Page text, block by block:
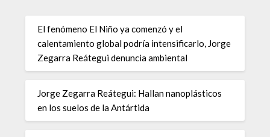
El fenómeno El Niño ya comenzó y el
calentamiento global podría intensificarlo, Jorge
Zegarra Reátegui denuncia ambiental
Jorge Zegarra Reátegui: Hallan nanoplásticos
en los suelos de la Antártida